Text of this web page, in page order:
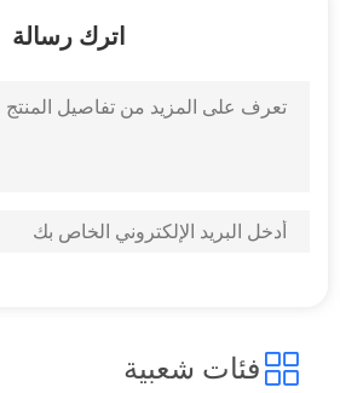
اترك رسالة
فئات شعبية